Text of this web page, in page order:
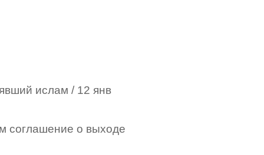
ислам / 12 янв
соглашение о выходе